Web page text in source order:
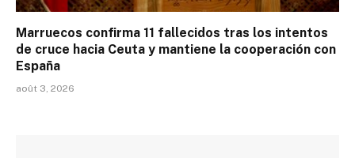
Marruecos confirma 11 fallecidos tras los intentos
de cruce hacia Ceuta y mantiene la cooperación con
España
août 3, 2026